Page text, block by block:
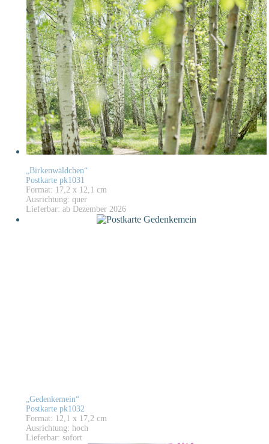
„Birkenwäldchen“
Postkarte pk1031
Format: 17,2 x 12,1 cm
Ausrichtung: quer
Lieferbar: ab Dezember 2026
„Gedenkemein“
Postkarte pk1032
Format: 12,1 x 17,2 cm
Ausrichtung: hoch
Lieferbar: sofort